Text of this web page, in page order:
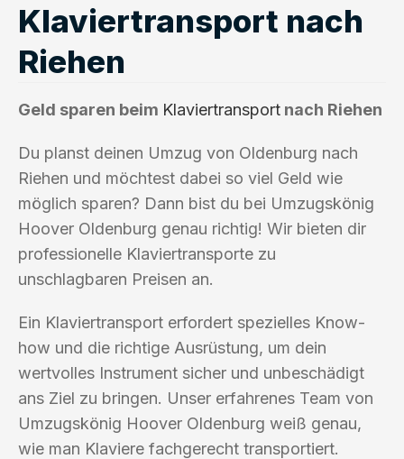
Klaviertransport nach
Riehen
Geld sparen beim Klaviertransport nach Riehen
Du planst deinen Umzug von Oldenburg nach
Riehen und möchtest dabei so viel Geld wie
möglich sparen? Dann bist du bei Umzugskönig
Hoover Oldenburg genau richtig! Wir bieten dir
professionelle Klaviertransporte zu
unschlagbaren Preisen an.
Ein Klaviertransport erfordert spezielles Know-
how und die richtige Ausrüstung, um dein
wertvolles Instrument sicher und unbeschädigt
ans Ziel zu bringen. Unser erfahrenes Team von
Umzugskönig Hoover Oldenburg weiß genau,
wie man Klaviere fachgerecht transportiert.